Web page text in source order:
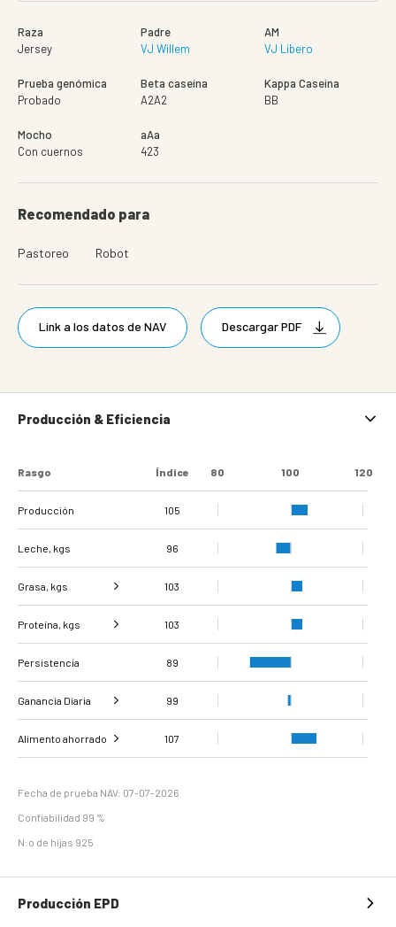
Raza
Jersey
Padre
VJ Willem
AM
VJ Libero
Prueba genómica
Probado
Beta caseína
A2A2
Kappa Caseína
BB
Mocho
Con cuernos
aAa
423
Recomendado para
Pastoreo Robot
Link a los datos de NAV Descargar PDF
Producción & Eficiencia
Rasgo Índice 80 100 120
Producción 105
Leche, kgs 96
Grasa, kgs 103
Grasa % 106
Proteína, kgs 103
Proteína % 111
Persistencia 89
Ganancia Diaria 99
peso
100
carcasa
99
Alimento ahorrado 107
Fecha de prueba NAV: 07-07-2026
Confiabilidad 99 %
N:o de hijas 925
Producción EPD